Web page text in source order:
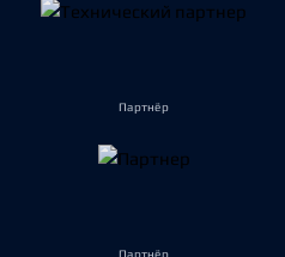
Партнёр
Партнёр